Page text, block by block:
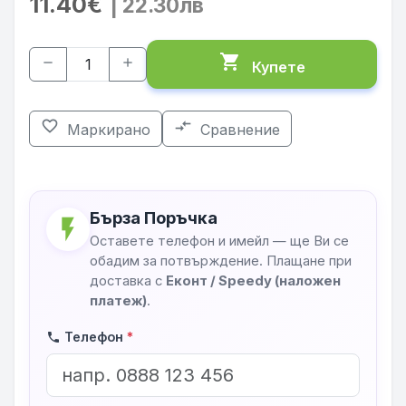
| 22.30лв
remove add shopping_cart Купете
favorite_border Маркирано compare_arrows Сравнение
flash_on Бърза Поръчка
Оставете телефон и имейл — ще Ви се
обадим за потвърждение. Плащане при
доставка с Еконт / Speedy (наложен
платеж).
phone Телефон *